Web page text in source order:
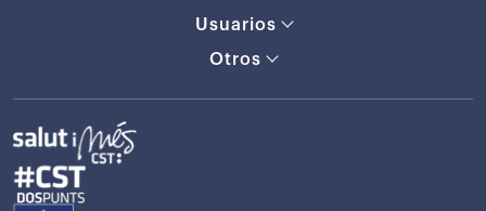
Usuarios
Otros